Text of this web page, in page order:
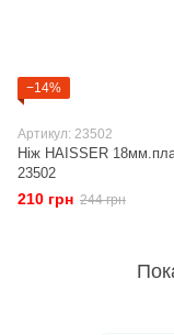
−14%
Артикул: 23502
Ніж HAISSER
23502
210 грн 244 грн